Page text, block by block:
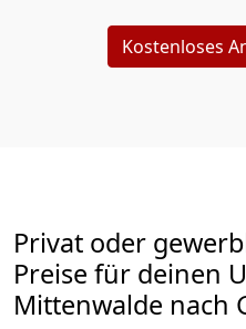
Kostenloses
Privat oder
Preise für deinen
Mittenwalde nach